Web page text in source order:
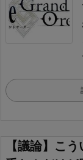
【議論】こ